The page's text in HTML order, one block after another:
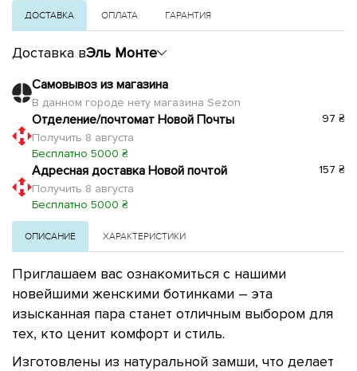
ДОСТАВКА ОПЛАТА ГАРАНТИЯ
Доставка вЭль Монте
Самовывоз из магазина
В данном городе нету магазина Sezon
Отделение/почтомат Новой Почты
Получить 8 августа
Бесплатно 5000 ₴
97 ₴
Адресная доставка Новой почтой
Получить 8 августа
Бесплатно 5000 ₴
157 ₴
ОПИСАНИЕ ХАРАКТЕРИСТИКИ
Приглашаем вас ознакомиться с нашими
новейшими женскими ботинками – эта
изысканная пара станет отличным выбором для
тех, кто ценит комфорт и стиль.
Изготовлены из натуральной замши, что делает